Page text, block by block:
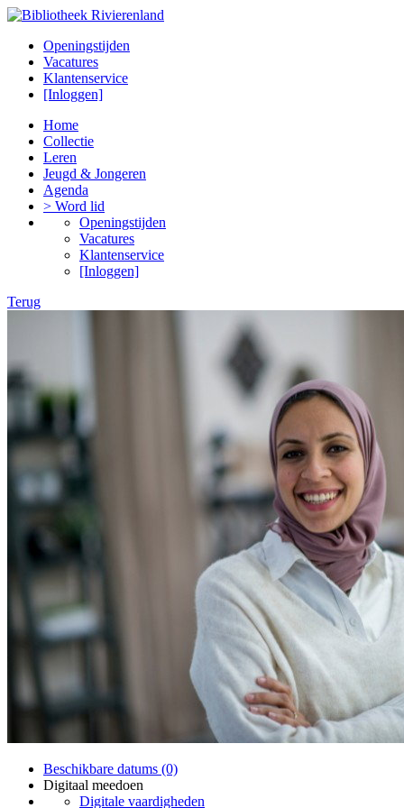
Openingstijden
Vacatures
Klantenservice
[Inloggen]
Home
Collectie
Leren
Jeugd & Jongeren
Agenda
> Word lid
Openingstijden
Vacatures
Klantenservice
[Inloggen]
Terug
Beschikbare datums (0)
Digitaal meedoen
Digitale vaardigheden